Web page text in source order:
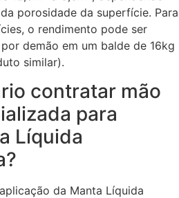
porosidade da superfície. Para
o rendimento pode ser
demão em um balde de 16kg
similar).
contratar mão
para
Líquida
da Manta Líquida